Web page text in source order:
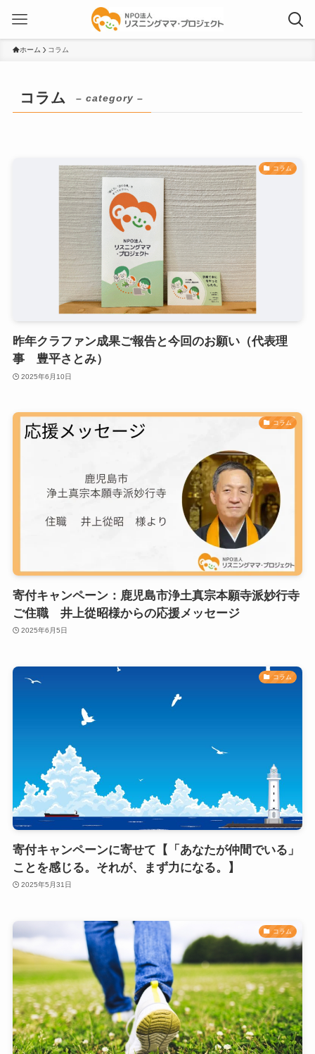
ホーム コラム
コラム – category –
コラム
昨年クラファン成果ご報告と今回のお願い（代表理
事 豊平さとみ）
2025年6月10日
コラム
寄付キャンペーン：鹿児島市浄土真宗本願寺派妙行寺
ご住職 井上從昭様からの応援メッセージ
2025年6月5日
コラム
寄付キャンペーンに寄せて【「あなたが仲間でいる」
ことを感じる。それが、まず力になる。】
2025年5月31日
コラム